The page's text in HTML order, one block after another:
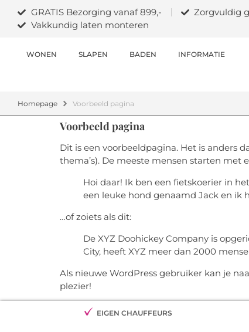
GRATIS Bezorging vanaf 899,- Zorgvuldig
Vakkundig laten monteren
WONEN SLAPEN BADEN INFORMATIE
Homepage Voorbeeld pagina
Voorbeeld pagina
Dit is een voorbeeldpagina. Het is anders
thema’s). De meeste mensen starten met
Hoi daar! Ik ben een fietskoerier in
een leuke hond genaamd Jack en ik
…of zoiets als dit:
De XYZ Doohickey Company is
City, heeft XYZ meer dan 2000
Als nieuwe WordPress gebruiker kan je
plezier!
EIGEN CHAUFFEURS